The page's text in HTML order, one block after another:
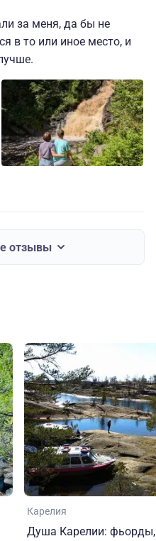
за меня, да бы не
в то или иное место, и
отзывы
Карелия
Душа Карелии: